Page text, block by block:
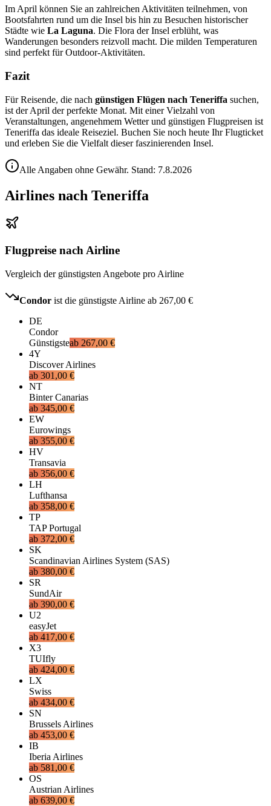
Im April können Sie an zahlreichen Aktivitäten teilnehmen, von
Bootsfahrten rund um die Insel bis hin zu Besuchen historischer
Städte wie La Laguna. Die Flora der Insel erblüht, was
Wanderungen besonders reizvoll macht. Die milden Temperaturen
sind perfekt für Outdoor-Aktivitäten.
Fazit
Für Reisende, die nach günstigen Flügen nach Teneriffa suchen,
ist der April der perfekte Monat. Mit einer Vielzahl von
Veranstaltungen, angenehmem Wetter und günstigen Flugpreisen ist
Teneriffa das ideale Reiseziel. Buchen Sie noch heute Ihr Flugticket
und erleben Sie die Vielfalt dieser faszinierenden Insel.
Alle Angaben ohne Gewähr. Stand: 7.8.2026
Airlines nach Teneriffa
Flugpreise nach Airline
Vergleich der günstigsten Angebote pro Airline
Condor ist die günstigste Airline ab 267,00 €
DE
Condor
Günstigsteab 267,00 €
4Y
Discover Airlines
ab 301,00 €
NT
Binter Canarias
ab 345,00 €
EW
Eurowings
ab 355,00 €
HV
Transavia
ab 356,00 €
LH
Lufthansa
ab 358,00 €
TP
TAP Portugal
ab 372,00 €
SK
Scandinavian Airlines System (SAS)
ab 380,00 €
SR
SundAir
ab 390,00 €
U2
easyJet
ab 417,00 €
X3
TUIfly
ab 424,00 €
LX
Swiss
ab 434,00 €
SN
Brussels Airlines
ab 453,00 €
IB
Iberia Airlines
ab 581,00 €
OS
Austrian Airlines
ab 639,00 €